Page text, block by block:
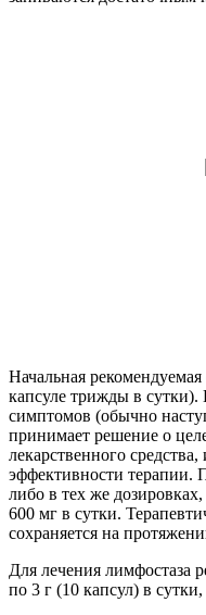
Начальная
капсуле трижды в
симптомов (обычно
принимает решение о
лекарственного
эффективности терапии.
либо в тех же
600 мг в сутки.
сохраняется на
Для лечения лимфостаза
по 3 г (10 капсул) в